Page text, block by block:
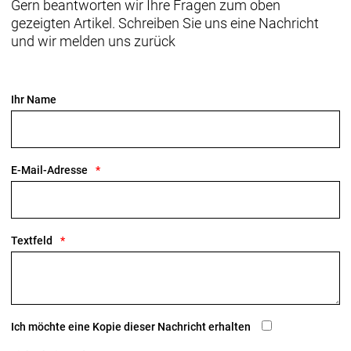
Oberlenker erinnert das Domane+ SLR in Sachen
Fahrgefühl und Handling an ein traditionelles
Geschlecht: Uni
Zugführung, Flat Mount-Scheibenbremsaufnahme,
Rahmengröße: 50
Gangschaltung: Shimano Ultegra R8150 Di2, max.
34 Z. an größtem Ritzel
Gern beantworten wir Ihre Fragen zum oben
gezeigten Artikel. Schreiben Sie uns eine Nachricht
und wir melden uns zurück
Ihr Name
E-Mail-Adresse
Textfeld
Ich möchte eine Kopie dieser Nachricht erhalten